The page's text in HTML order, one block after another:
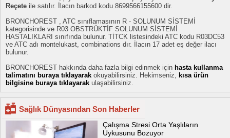
Reçete ile satılır. İlacın barkod kodu 8699566155600 dir.
BRONCHOREST , ATC sınıflamasının R - SOLUNUM SİSTEMİ
kategorisinde ve R03 OBSTRÜKTİF SOLUNUM SİSTEMİ
HASTALIKLARI sınıfında bulunur. TİTCK listesindeki ATC kodu R03DC53
ve ATC adı montelukast, combinations dır. İlacın 17 adet eş değer ilacı
bulunur.
BRONCHOREST hakkında daha fazla bilgi edinmek için hasta kullanma
talimatını buraya tıklayarak okuyabilirsiniz. Hekimseniz, kısa ürün
bilgisine buraya tıklayarak ulaşabilirsiniz.
Sağlık Dünyasından Son Haberler
Çalışma Stresi Orta Yaşlıların
Uykusunu Bozuyor